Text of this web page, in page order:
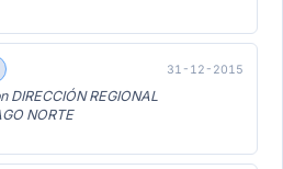
31-12-2015
DIRECCIÓN REGIONAL
NORTE